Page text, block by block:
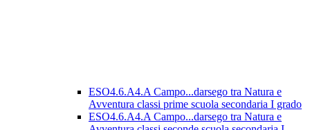
ESO4.6.A4.A Campo...darsego tra Natura e
Avventura classi prime scuola secondaria I grado
ESO4.6.A4.A Campo...darsego tra Natura e